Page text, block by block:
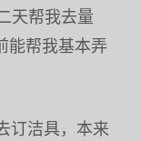
天帮我去量
能帮我基本弄
订洁具，本来